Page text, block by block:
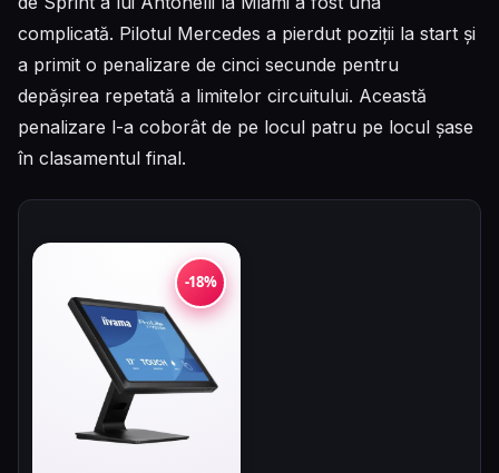
complicată. Pilotul Mercedes a pierdut poziții la start și
a primit o penalizare de cinci secunde pentru
depășirea repetată a limitelor circuitului. Această
penalizare l-a coborât de pe locul patru pe locul șase
în clasamentul final.
-18%